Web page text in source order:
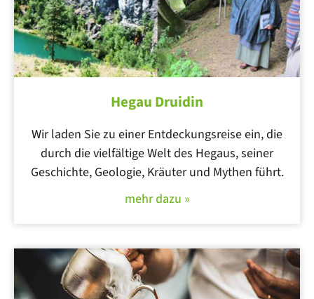
Hegau Druidin
Wir laden Sie zu einer Entdeckungsreise ein, die
durch die vielfältige Welt des Hegaus, seiner
Geschichte, Geologie, Kräuter und Mythen führt.
mehr dazu »